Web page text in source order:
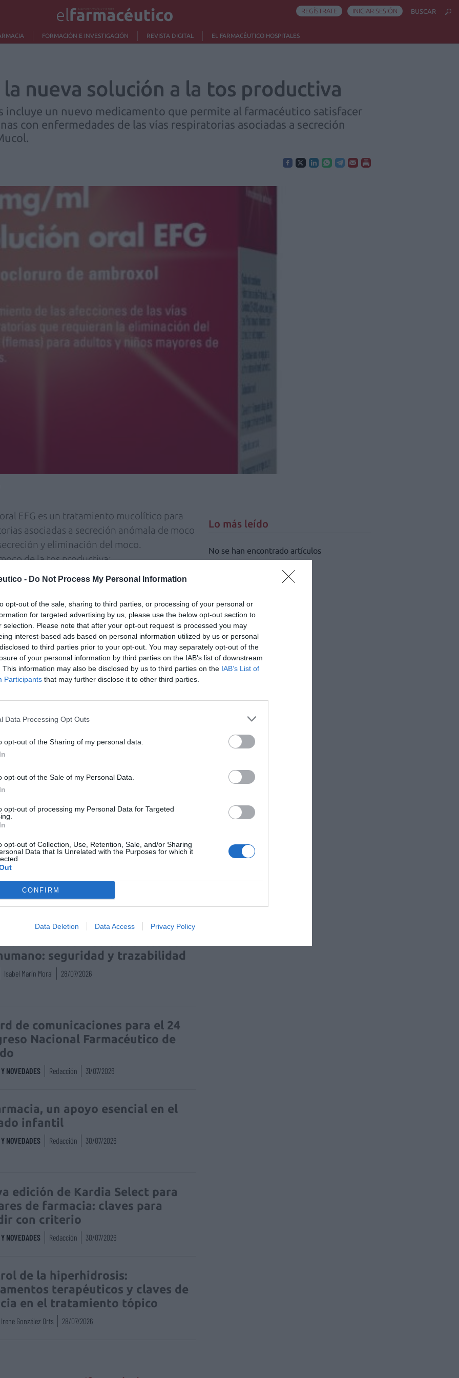
- Do Not Process My Personal Information
opt-out of the sale, sharing to third parties, or processing of your personal or
for targeted advertising by us, please use the below opt-out section to
selection. Please note that after your opt-out request is processed you may
interest-based ads based on personal information utilized by us or personal
to third parties prior to your opt-out. You may separately opt-out of the
of your personal information by third parties on the IAB’s list of downstream
This information may also be disclosed by us to third parties on the IAB’s List of
Participants that may further disclose it to other third parties.
Data Processing Opt Outs
opt-out of the Sharing of my personal data.
opt-out of the Sale of my Personal Data.
opt-out of processing my Personal Data for Targeted
opt-out of Collection, Use, Retention, Sale, and/or Sharing
Data that Is Unrelated with the Purposes for which it
CONFIRM
Data Deletion Data Access Privacy Policy
FORMACIÓN E INVESTIGACIÓN REVISTA DIGITAL EL FARMACÉUTICO HOSPITALES
REGÍSTRATE INICIAR SESIÓN BUSCAR
nueva solución a la tos productiva
incluye un nuevo medicamento que permite al farmacéutico satisfacer
con enfermedades de las vías respiratorias asociadas a secreción
EFG es un tratamiento mucolítico para
asociadas a secreción anómala de moco
y eliminación del moco.
de la tos productiva:
la viscosidad del moco.
estimulación de la acción mucociliar, que
vías aéreas.
en los pulmones.
EFG tiene un metabolito de bromhexina
un fármaco mucoactivo con varias
y secretomotoras que restauran los
de la vía respiratoria y que son
defensa del cuerpo y que consiguen una
fuente preferida de Google
de actualidad.
tos productiva formulamucol
seguridad y trazabilidad
Isabel Marín Moral 28/07/2026
de comunicaciones para el 24
Nacional Farmacéutico de
NOVEDADES Redacción 31/07/2026
un apoyo esencial en el
infantil
NOVEDADES Redacción 30/07/2026
edición de Kardia Select para
de farmacia: claves para
con criterio
NOVEDADES Redacción 30/07/2026
de la hiperhidrosis:
terapéuticos y claves de
en el tratamiento tópico
Irene González Orts 28/07/2026
Lo más leído
No se han encontrado artículos